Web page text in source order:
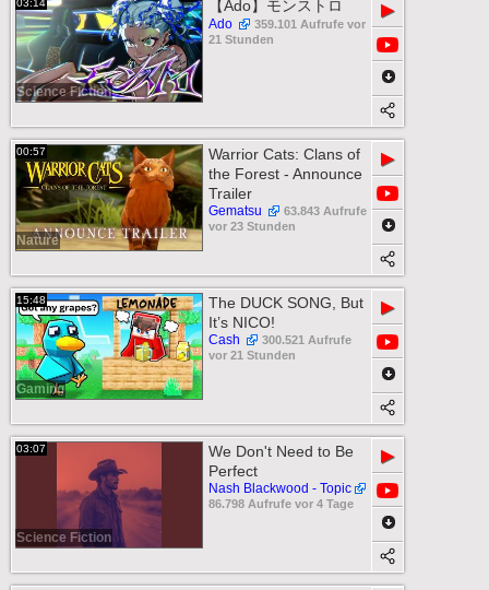
03:14
Science Fiction
【Ado】モンストロ
Ado
359.101 Aufrufe vor
21 Stunden
▶
00:57
Nature
Warrior Cats: Clans of
the Forest - Announce
Trailer
Gematsu
63.843 Aufrufe
vor 23 Stunden
▶
15:48
Gaming
The DUCK SONG, But
It’s NICO!
Cash
300.521 Aufrufe
vor 21 Stunden
▶
03:07
Science Fiction
We Don't Need to Be
Perfect
Nash Blackwood - Topic
86.798 Aufrufe vor 4 Tage
▶